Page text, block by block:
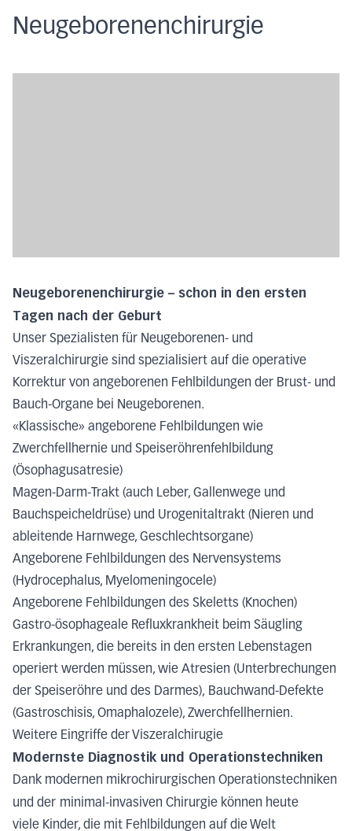
Neugeborenenchirurgie
Neugeborenenchirurgie – schon in den ersten
Tagen nach der Geburt
Unser Spezialisten für Neugeborenen- und
Viszeralchirurgie sind spezialisiert auf die operative
Korrektur von angeborenen Fehlbildungen der Brust- und
Bauch-Organe bei Neugeborenen.
«Klassische» angeborene Fehlbildungen wie
Zwerchfellhernie und Speiseröhrenfehlbildung
(Ösophagusatresie)
Magen-Darm-Trakt (auch Leber, Gallenwege und
Bauchspeicheldrüse) und Urogenitaltrakt (Nieren und
ableitende Harnwege, Geschlechtsorgane)
Angeborene Fehlbildungen des Nervensystems
(Hydrocephalus, Myelomeningocele)
Angeborene Fehlbildungen des Skeletts (Knochen)
Gastro-ösophageale Refluxkrankheit beim Säugling
Erkrankungen, die bereits in den ersten Lebenstagen
operiert werden müssen, wie Atresien (Unterbrechungen
der Speiseröhre und des Darmes), Bauchwand-Defekte
(Gastroschisis, Omaphalozele), Zwerchfellhernien.
Weitere Eingriffe der Viszeralchirugie
Modernste Diagnostik und Operationstechniken
Dank modernen mikrochirurgischen Operationstechniken
und der minimal-invasiven Chirurgie können heute
viele Kinder, die mit Fehlbildungen auf die Welt